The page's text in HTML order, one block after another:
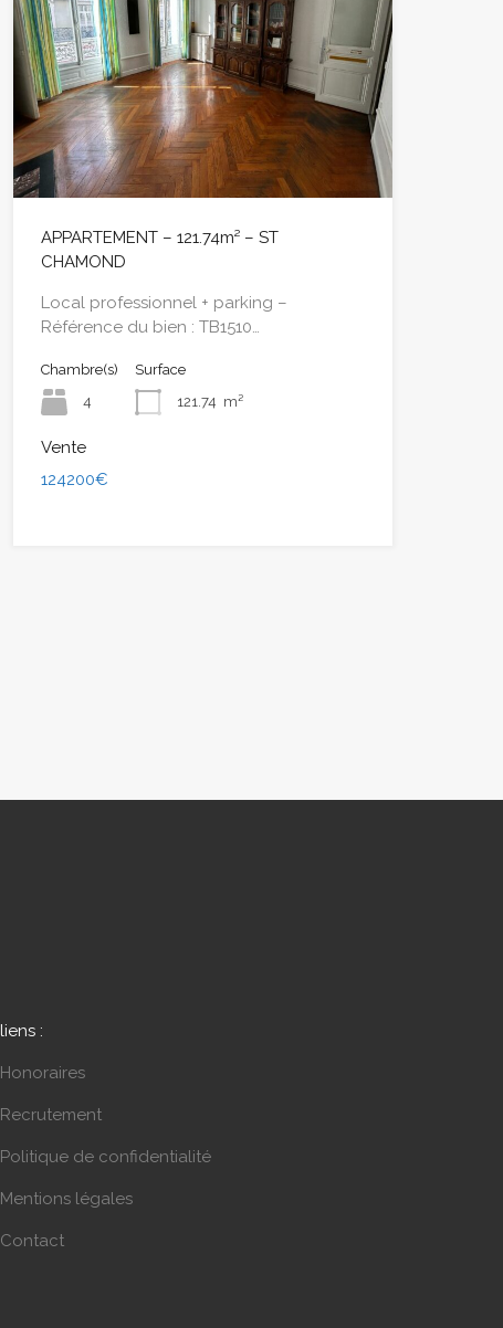
APPARTEMENT – 121.74m² – ST
CHAMOND
Local professionnel + parking –
Référence du bien : TB1510…
Chambre(s)
4
Surface
121.74 m²
Vente
124200€
liens :
Honoraires
Recrutement
Politique de confidentialité
Mentions légales
Contact